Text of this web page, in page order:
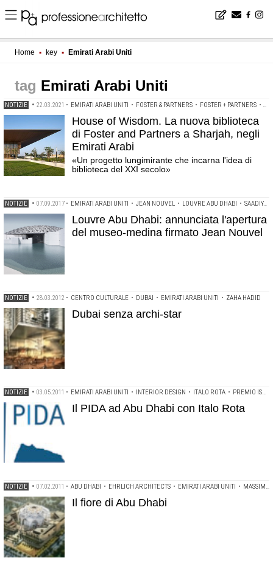
Home ▪ key ▪ Emirati Arabi Uniti
Emirati Arabi Uniti
NOTIZIE • 22.03.2021 • EMIRATI ARABI UNITI • FOSTER & PARTNERS • FOSTER + PARTNERS •
House of Wisdom. La nuova biblioteca
di Foster and Partners a Sharjah, negli
Emirati Arabi
«Un progetto lungimirante che incarna l'idea di
biblioteca del XXI secolo»
NOTIZIE • 07.09.2017 • EMIRATI ARABI UNITI • JEAN NOUVEL • LOUVRE ABU DHABI • SAADIYAT
Louvre Abu Dhabi: annunciata l'apertura
del museo-medina firmato Jean Nouvel
NOTIZIE • 28.03.2012 • CENTRO CULTURALE • DUBAI • EMIRATI ARABI UNITI • ZAHA HADID
Dubai senza archi-star
NOTIZIE • 03.05.2011 • EMIRATI ARABI UNITI • INTERIOR DESIGN • ITALO ROTA • PREMIO ISCHIA DI ARCHITETTURA
Il PIDA ad Abu Dhabi con Italo Rota
NOTIZIE • 07.02.2011 • ABU DHABI • EHRLICH ARCHITECTS • EMIRATI ARABI UNITI • MASSIMILIANO FUKSAS
Il fiore di Abu Dhabi